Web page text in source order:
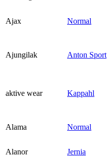
Ajax Normal
Ajungilak Anton Sport
aktive wear Kappahl
Alama Normal
Alanor
Jernia